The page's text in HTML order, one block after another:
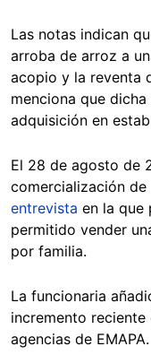
Las notas indican
arroba de arroz a
acopio y la reventa
menciona que
adquisición en
El 28 de agosto de
comercialización de
entrevista en la que
permitido vender
por familia.
La funcionaria
incremento
agencias de EMAPA.